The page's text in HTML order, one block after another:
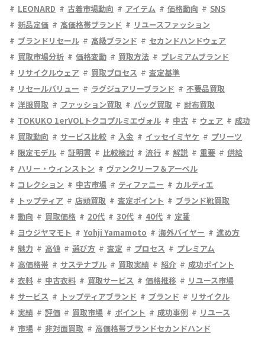
LEONARD
古着市場動向 アイテム 価格動向
SNS
新品定価
高価格帯ブランド
リユースファッション
ブランドリセール
高級ブランド
セカンドハンドウェア
買取市場分析
価格変動 買取方法
プレミアムブランド
リサイクルウェア
買取プロセス
査定基準
リセールバリュー
ラグジュアリーブランド
不要品買取
洋服買取
ファッション買取 バッグ買取
財布買取
TOKUKO 1erVOLトクコプルミエヴォル
中古 ウェア
成功
買取動向
サービス比較 入金 イッセイミヤケ
プリーツ
限定モデル
証明書 比較検討 流行 解説 重要
供給
ハリー・ウィンストン
ヴァンクリーフ＆アーペル
コレクション
中古市場 ティファニー
カルティエ
トップティア
店頭買取 査定ポイント
ブランド靴買取
動向
買取価格 20代 30代 40代
定番
ヨウジヤマモト
Yohji Yamamoto 海外バイヤー
進め方
魅力
高値 選び方 査定 プロセス
プレミアム
高価格帯
サステナブル 買取実績 紹介
成功ポイント
衣料
中古衣料 買取サービス 価格推移
リユース市場
サービス
トップティアブランド ブランド
リサイクル
実績
評価 買取市場 ポイント 成功事例
リユース
市場
非対面買取
高価格帯ブランドセカンドハンド